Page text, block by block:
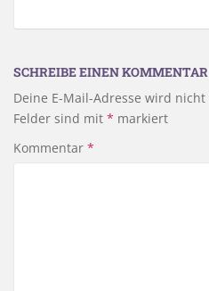
SCHREIBE EINEN KOMMENTAR
Deine E-Mail-Adresse wird
Felder sind mit * markiert
Kommentar *